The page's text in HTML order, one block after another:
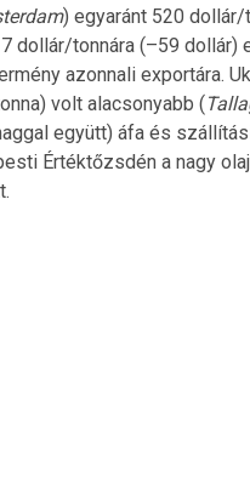
) egyaránt 520 dollár/
dollár/tonnára (–59 dollár)
azonnali exportára.
volt alacsonyabb (
együtt) áfa és
Értéktőzsdén a nagy